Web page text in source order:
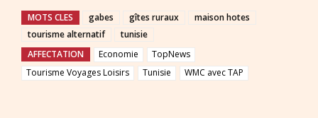
MOTS CLES gabes gîtes ruraux
maison hotes
tourisme alternatif
tunisie
AFFECTATION
Economie
TopNews
Tourisme Voyages Loisirs
Tunisie WMC avec TAP